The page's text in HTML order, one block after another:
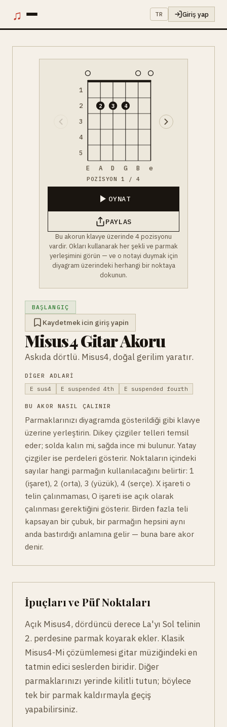
♫ TR Giriş yap
1
2
3
4
5
2 3 4
E A D G B e
POZISYON 1 / 4
OYNAT
PAYLAS
Bu akorun klavye üzerinde 4 pozisyonu
vardir. Okları kullanarak her şekli ve parmak
yerleşimini görün — ve o notayi duymak için
diyagram üzerindeki herhangi bir noktaya
dokunun.
BAŞLANGIÇ
Kaydetmek icin giriş yapin
Misus4 Gitar Akoru
Askıda dörtlü. Misus4, doğal gerilim yaratır.
DIGER ADLARI
E sus4
E suspended 4th E suspended fourth
BU AKOR NASIL ÇALINIR
Parmaklarınızı diyagramda gösterildiği gibi klavye
üzerine yerleştirin. Dikey çizgiler telleri temsil
eder; solda kalın mi, sağda ince mi bulunur. Yatay
çizgiler ise perdeleri gösterir. Noktaların içindeki
sayılar hangi parmağın kullanılacağını belirtir: 1
(işaret), 2 (orta), 3 (yüzük), 4 (serçe). X işareti o
telin çalınmaması, O işareti ise açık olarak
çalınması gerektiğini gösterir. Birden fazla teli
kapsayan bir çubuk, bir parmağın hepsini aynı
anda bastırdığı anlamına gelir — buna bare akor
denir.
İpuçları ve Püf Noktaları
Açık Misus4, dördüncü derece La'yı Sol telinin
2. perdesine parmak koyarak ekler. Klasik
Misus4-Mi çözümlemesi gitar müziğindeki en
tatmin edici seslerden biridir. Diğer
parmaklarınızı yerinde kilitli tutun; böylece
tek bir parmak kaldırmayla geçiş
yapabilirsiniz.